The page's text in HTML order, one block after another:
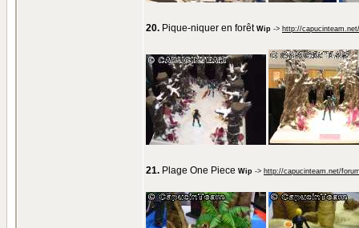
20. Pique-niquer en forêt Wip -> http://
21. Plage One Piece Wip -> http://capucinteam.net/